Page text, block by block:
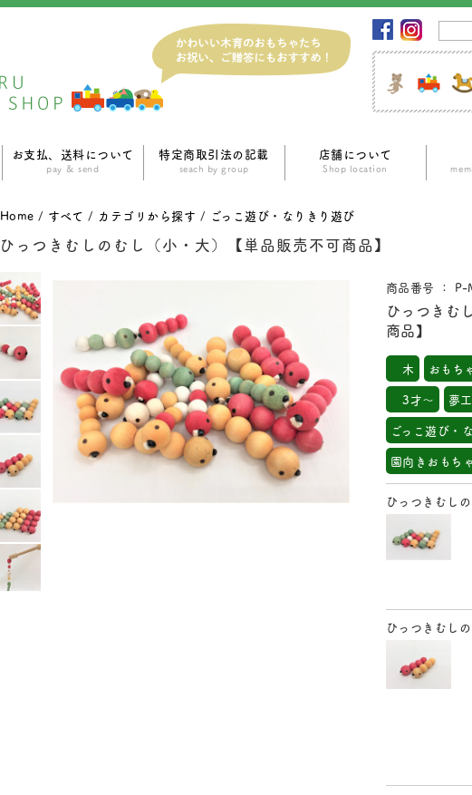
お支払、送料について
pay ＆ send
特定商取引法の記載
seach by group
店舗について
Shop location ｍ
Home / すべて / カテゴリから探す / ごっこ遊び・なりきり遊び
ひっつきむしのむし（小・大）【単品販売不可商品】
商品番号 ：
ひっつきむ
商品】
木 おもち
3才～
夢
ごっこ遊び・
園向きおもちゃ
ひっつきむしの
ひっつきむしの